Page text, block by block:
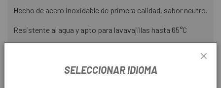
Hecho de acero inoxidable de primera calidad, sabor neutro.
Resistente al agua y apto para lavavajillas hasta 65°C
Peso vacío: 145gSELECCIONAR IDIOMA